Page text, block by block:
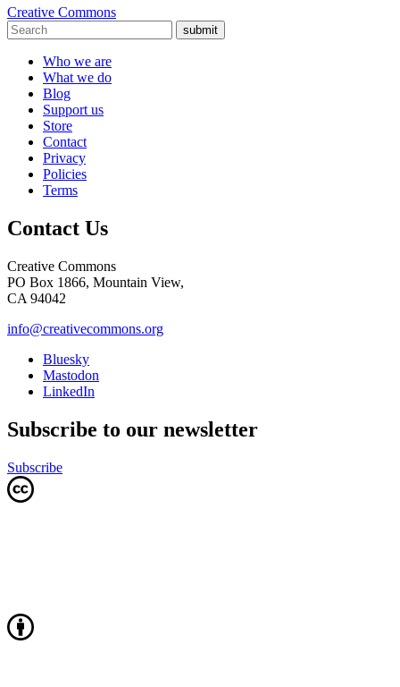
Creative Commons
submit
Who we are
What we do
Blog
Support us
Store
Contact
Privacy
Policies
Terms
Contact Us
Creative Commons
PO Box 1866, Mountain View,
CA 94042
info@creativecommons.org
Bluesky
Mastodon
LinkedIn
Subscribe to our newsletter
Subscribe